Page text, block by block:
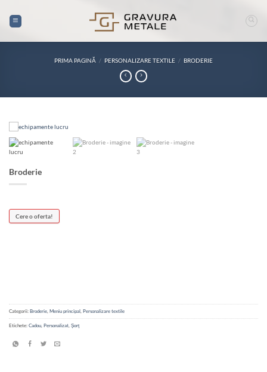
content
PRIMA PAGINĂ / PERSONALIZARE TEXTILE / BRODERIE
Broderie
Cere o oferta!
Categorii: Broderie, Meniu principal, Personalizare textile
Etichete: Cadou, Personalizat, Șorț